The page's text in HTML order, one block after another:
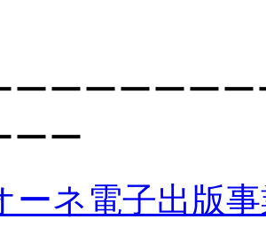
ーーーーーー
ーー
ーネ電子出版